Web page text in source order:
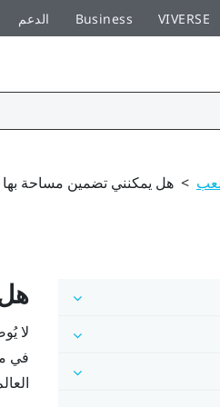
VIVERSE
Business الدعم
> هل يمكنني تضمين مساحة
لا
في